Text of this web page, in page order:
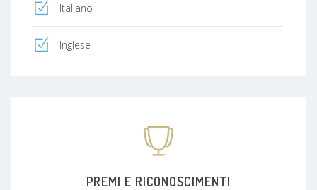
Italiano
Inglese
PREMI E RICONOSCIMENTI